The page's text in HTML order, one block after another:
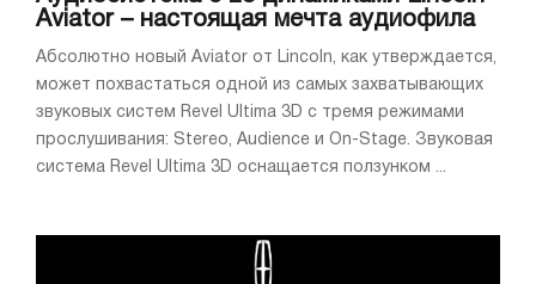
Aviator – настоящая мечта аудиофила
Абсолютно новый Aviator от Lincoln, как утверждается,
может похвастаться одной из самых захватывающих
звуковых систем Revel Ultima 3D с тремя режимами
прослушивания: Stereo, Audience и On-Stage. Звуковая
система Revel Ultima 3D оснащается ползунком ...